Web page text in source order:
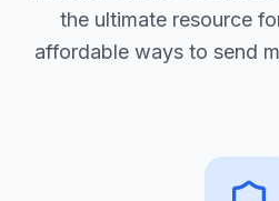
the ultimate resource
affordable ways to send